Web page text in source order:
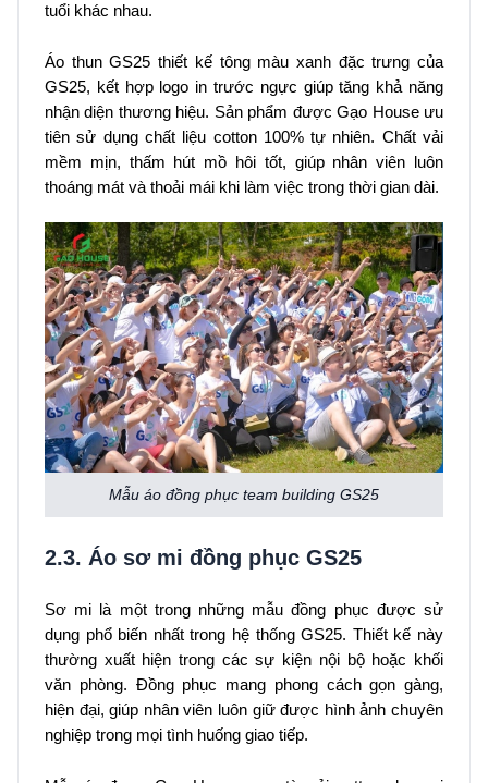
tuổi khác nhau.
Áo thun GS25 thiết kế tông màu xanh đặc trưng của
GS25, kết hợp logo in trước ngực giúp tăng khả năng
nhận diện thương hiệu. Sản phẩm được Gạo House ưu
tiên sử dụng chất liệu cotton 100% tự nhiên. Chất vải
mềm mịn, thấm hút mồ hôi tốt, giúp nhân viên luôn
thoáng mát và thoải mái khi làm việc trong thời gian dài.
Mẫu áo đồng phục team building GS25
2.3. Áo sơ mi đồng phục GS25
Sơ mi là một trong những mẫu đồng phục được sử
dụng phổ biến nhất trong hệ thống GS25. Thiết kế này
thường xuất hiện trong các sự kiện nội bộ hoặc khối
văn phòng. Đồng phục mang phong cách gọn gàng,
hiện đại, giúp nhân viên luôn giữ được hình ảnh chuyên
nghiệp trong mọi tình huống giao tiếp.